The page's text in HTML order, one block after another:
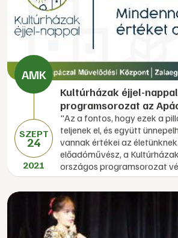
SZEPT
24
2021
Kultúrházak éjjel-nappal
programsorozat az
"Az a fontos, hogy ezek a
teljenek el, és együtt
vannak értékei az
előadóművész, a
országos programsorozat